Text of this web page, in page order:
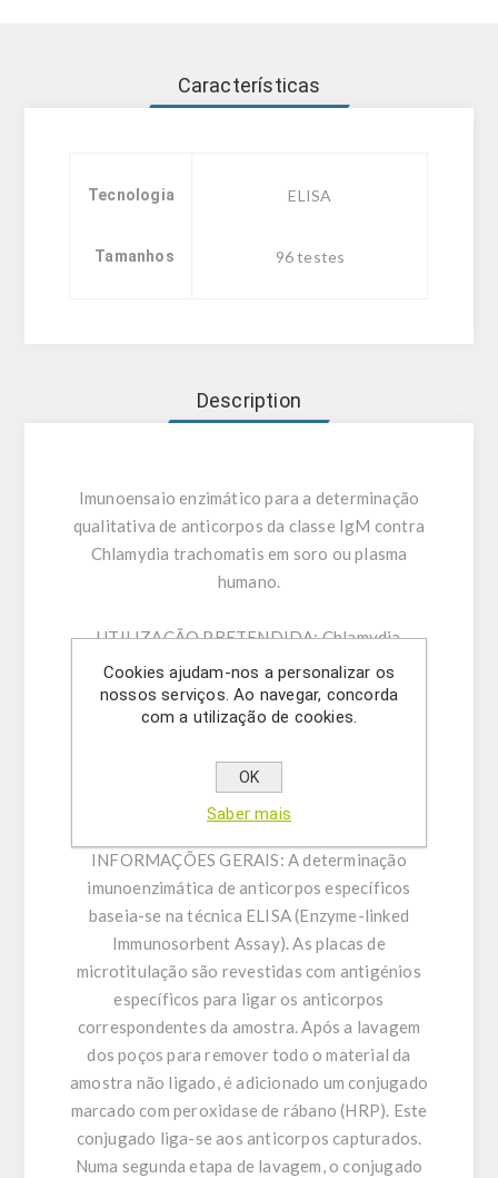
Características
Tecnologia ELISA
Tamanhos 96 testes
Description
Imunoensaio enzimático para a determinação
qualitativa de anticorpos da classe IgM contra
Chlamydia trachomatis em soro ou plasma
humano.
UTILIZAÇÃO PRETENDIDA:Chlamydia
trachomatis IgM ELISA destina-se à
determinação de anticorpos da classe IgM
contra Chlamydia trachomatis em soro ou
utilização em investigação – Não para
utilização em procedimentos de diagnóstico.
INFORMAÇÕES GERAIS:A determinação
imunoenzimática de anticorpos específicos
baseia-se na técnica ELISA (Enzyme-linked
Immunosorbent Assay). As placas de
microtitulação são revestidas com antigénios
específicos para ligar os anticorpos
correspondentes da amostra. Após a lavagem
dos poços para remover todo o material da
amostra não ligado, é adicionado um conjugado
marcado com peroxidase de rábano (HRP). Este
conjugado liga-se aos anticorpos capturados.
Numa segunda etapa de lavagem, o conjugado
Cookies ajudam-nos a personalizar os
nossos serviços. Ao navegar, concorda
com a utilização de cookies.
OK
Saber mais